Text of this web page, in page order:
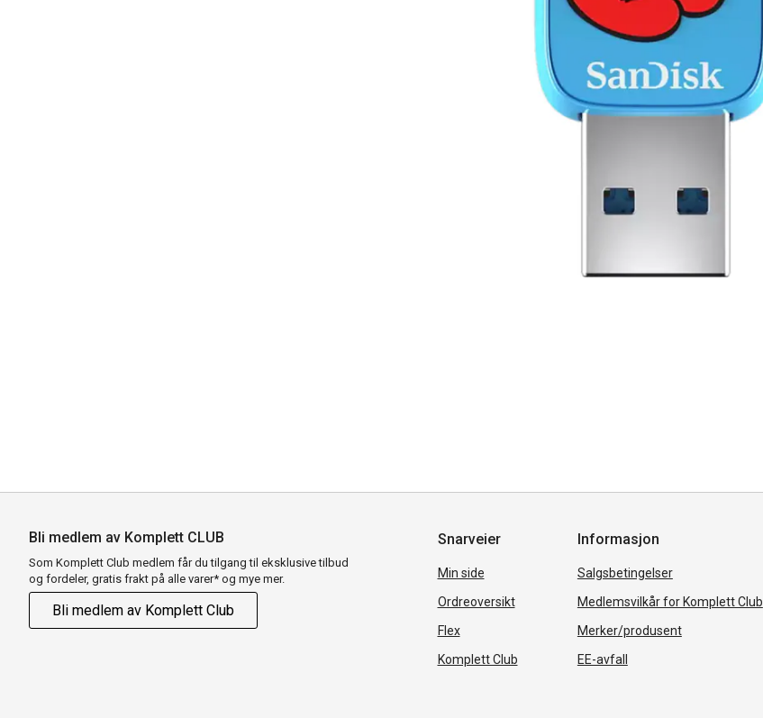
Bli medlem av Komplett CLUB
Som Komplett Club medlem får du tilgang til eksklusive tilbud
og fordeler, gratis frakt på alle varer* og mye mer.
Bli medlem av Komplett Club
Snarveier
Min side
Ordreoversikt
Flex
Komplett Club
Informasjon
Salgsbetingelser
Medlemsvilkår for Komplett Club
Merker/produsent
EE-avfall